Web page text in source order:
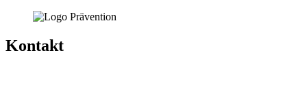
Kontakt